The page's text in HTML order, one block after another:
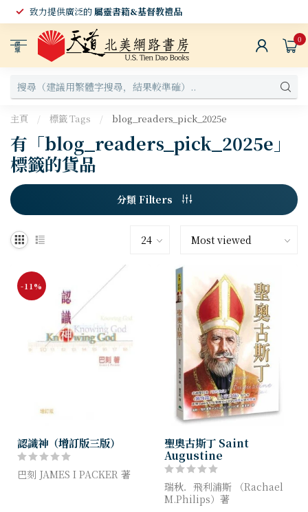
致力提供廣泛的屬靈書籍&基督教禮品
選
單
0
主頁 / 標籤 Tags / blog_readers_pick_2025e
有「blog_readers_pick_2025e」
標籤的貨品
分類 Filters
-11%
認識神（增訂版三版）
巴刻 JAMES I PACKER 著
聖奧古斯丁 Saint
Augustine
瑞秋．飛利浦斯 （Rachael
M.Philips）著